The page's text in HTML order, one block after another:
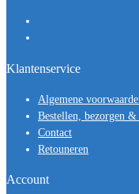
Klantenservice
Algemene
Bestellen, bezorgen &
Contact
Retouneren
Account